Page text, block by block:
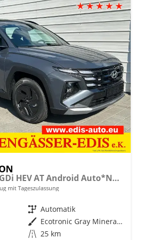
Black Line 1.6 T-GDi HEV AT Android Auto*Navi*SHZ*Kamera*2Z Klimaauto*
mit Tageszulassung
Getriebe Automatik
Außenfarbe
Ecotronic Gray Mineraleffekt
Kilometerstand 25 km